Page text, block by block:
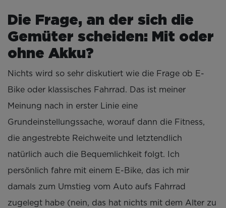
Die Frage, an der sich die
Gemüter scheiden: Mit oder
ohne Akku?
Nichts wird so sehr diskutiert wie die Frage ob E-
Bike oder klassisches Fahrrad. Das ist meiner
Meinung nach in erster Linie eine
Grundeinstellungssache, worauf dann die Fitness,
die angestrebte Reichweite und letztendlich
natürlich auch die Bequemlichkeit folgt. Ich
persönlich fahre mit einem E-Bike, das ich mir
damals zum Umstieg vom Auto aufs Fahrrad
zugelegt habe (nein, das hat nichts mit dem Alter zu